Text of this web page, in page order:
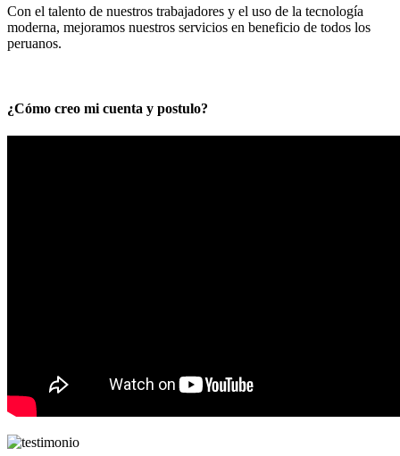
Con el talento de nuestros trabajadores y el uso de la tecnología
moderna, mejoramos nuestros servicios en beneficio de todos los
peruanos.
¿Cómo creo mi cuenta y postulo?